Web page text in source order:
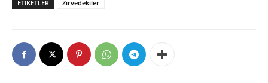
ETIKETLER Zirvedekiler